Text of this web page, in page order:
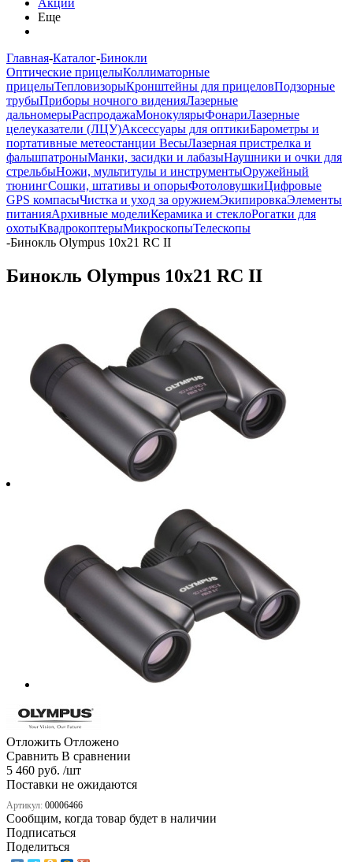
Акции
Еще
Главная-Каталог-Бинокли
Оптические прицелыКоллиматорные
прицелыТепловизорыКронштейны для прицеловПодзорные
трубыПриборы ночного виденияЛазерные
дальномерыРаспродажаМонокулярыФонариЛазерные
целеуказатели (ЛЦУ)Аксессуары для оптикиБарометры и
портативные метеостанции ВесыЛазерная пристрелка и
фальшпатроныМанки, засидки и лабазыНаушники и очки для
стрельбыНожи, мультитулы и инструментыОружейный
тюнингСошки, штативы и опорыФотоловушкиЦифровые
GPS компасыЧистка и уход за оружиемЭкипировкаЭлементы
питанияАрхивные моделиКерамика и стеклоРогатки для
охотыКвадрокоптерыМикроскопыТелескопы
-Бинокль Olympus 10x21 RC II
Бинокль Olympus 10x21 RC II
Отложить Отложено
Сравнить В сравнении
5 460 руб. /шт
Поставки не ожидаются
Артикул: 00006466
Сообщим, когда товар будет в наличии
Подписаться
Поделиться